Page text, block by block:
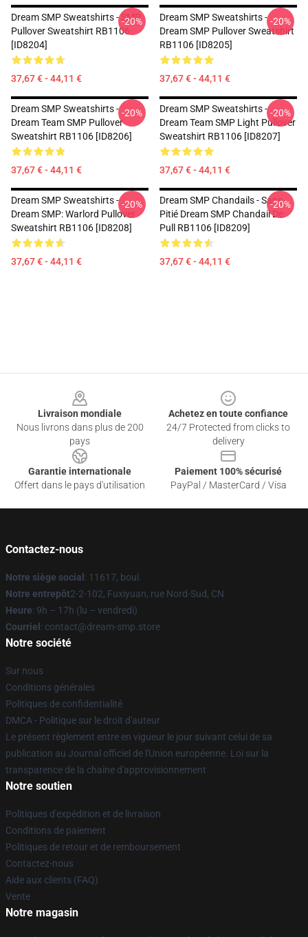
Dream SMP Sweatshirts - SMP
Pullover Sweatshirt RB1106
[ID8204]
37,67 € - 44,11 €
-20%
Dream SMP Sweatshirts -
Dream SMP Pullover Sweatshirt
RB1106 [ID8205]
37,67 € - 44,11 €
-20%
Dream SMP Sweatshirts -
Dream Team SMP Pullover
Sweatshirt RB1106 [ID8206]
37,67 € - 44,11 €
-20%
Dream SMP Sweatshirts -
Dream Team SMP Light Pullover
Sweatshirt RB1106 [ID8207]
37,67 € - 44,11 €
-20%
Dream SMP Sweatshirts -
Dream SMP: Warlord Pullover
Sweatshirt RB1106 [ID8208]
37,67 € - 44,11 €
-20%
Dream SMP Chandails - Sans
Pitié Dream SMP Chandail De
Pull RB1106 [ID8209]
37,67 € - 44,11 €
-20%
Livraison mondiale
Nous livrons dans plus de 200
pays
Achetez en toute confiance
24/7 Protected from clicks to
delivery
Garantie internationale
Offert dans le pays d'utilisation
Paiement 100% sécurisé
PayPal / MasterCard / Visa
Contactez-nous
Notre siège social : 11617, boul.
Notre entrepôt2-2-102, Fuxiyuan, rue Nord-Sud, CN
Heure: 9h – 17h (lu – vendredi)
Courriel : contact@dream-smp.store
Notre société
Sur nous
Conditions générales
Politiques de confidentialité
DMCA - Politique sur le droit d'auteur
Le présent règlement entre en vigueur le jour suivant celui de sa
publication au Journal officiel de l'Union européenne. Loi sur la
transparence de la chaîne d'approvisionnement
Notre soutien
Politiques d'expédition et de livraison
Conditions de paiement
Politiques de retour et de remboursement
Contactez-nous
Aide aux clients (FAQ)
Vente
Notre magasin